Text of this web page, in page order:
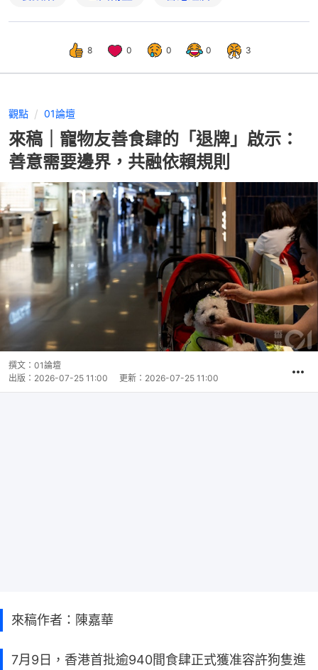
8 0 0 0 3
觀點 01論壇
來稿｜寵物友善食肆的「退牌」啟示：
善意需要邊界，共融依賴規則
撰文： 01論壇
出版： 2026-07-25 11:00 更新： 2026-07-25 11:00
來稿作者：陳嘉華
7月9日，香港首批逾940間食肆正式獲准容許狗隻進